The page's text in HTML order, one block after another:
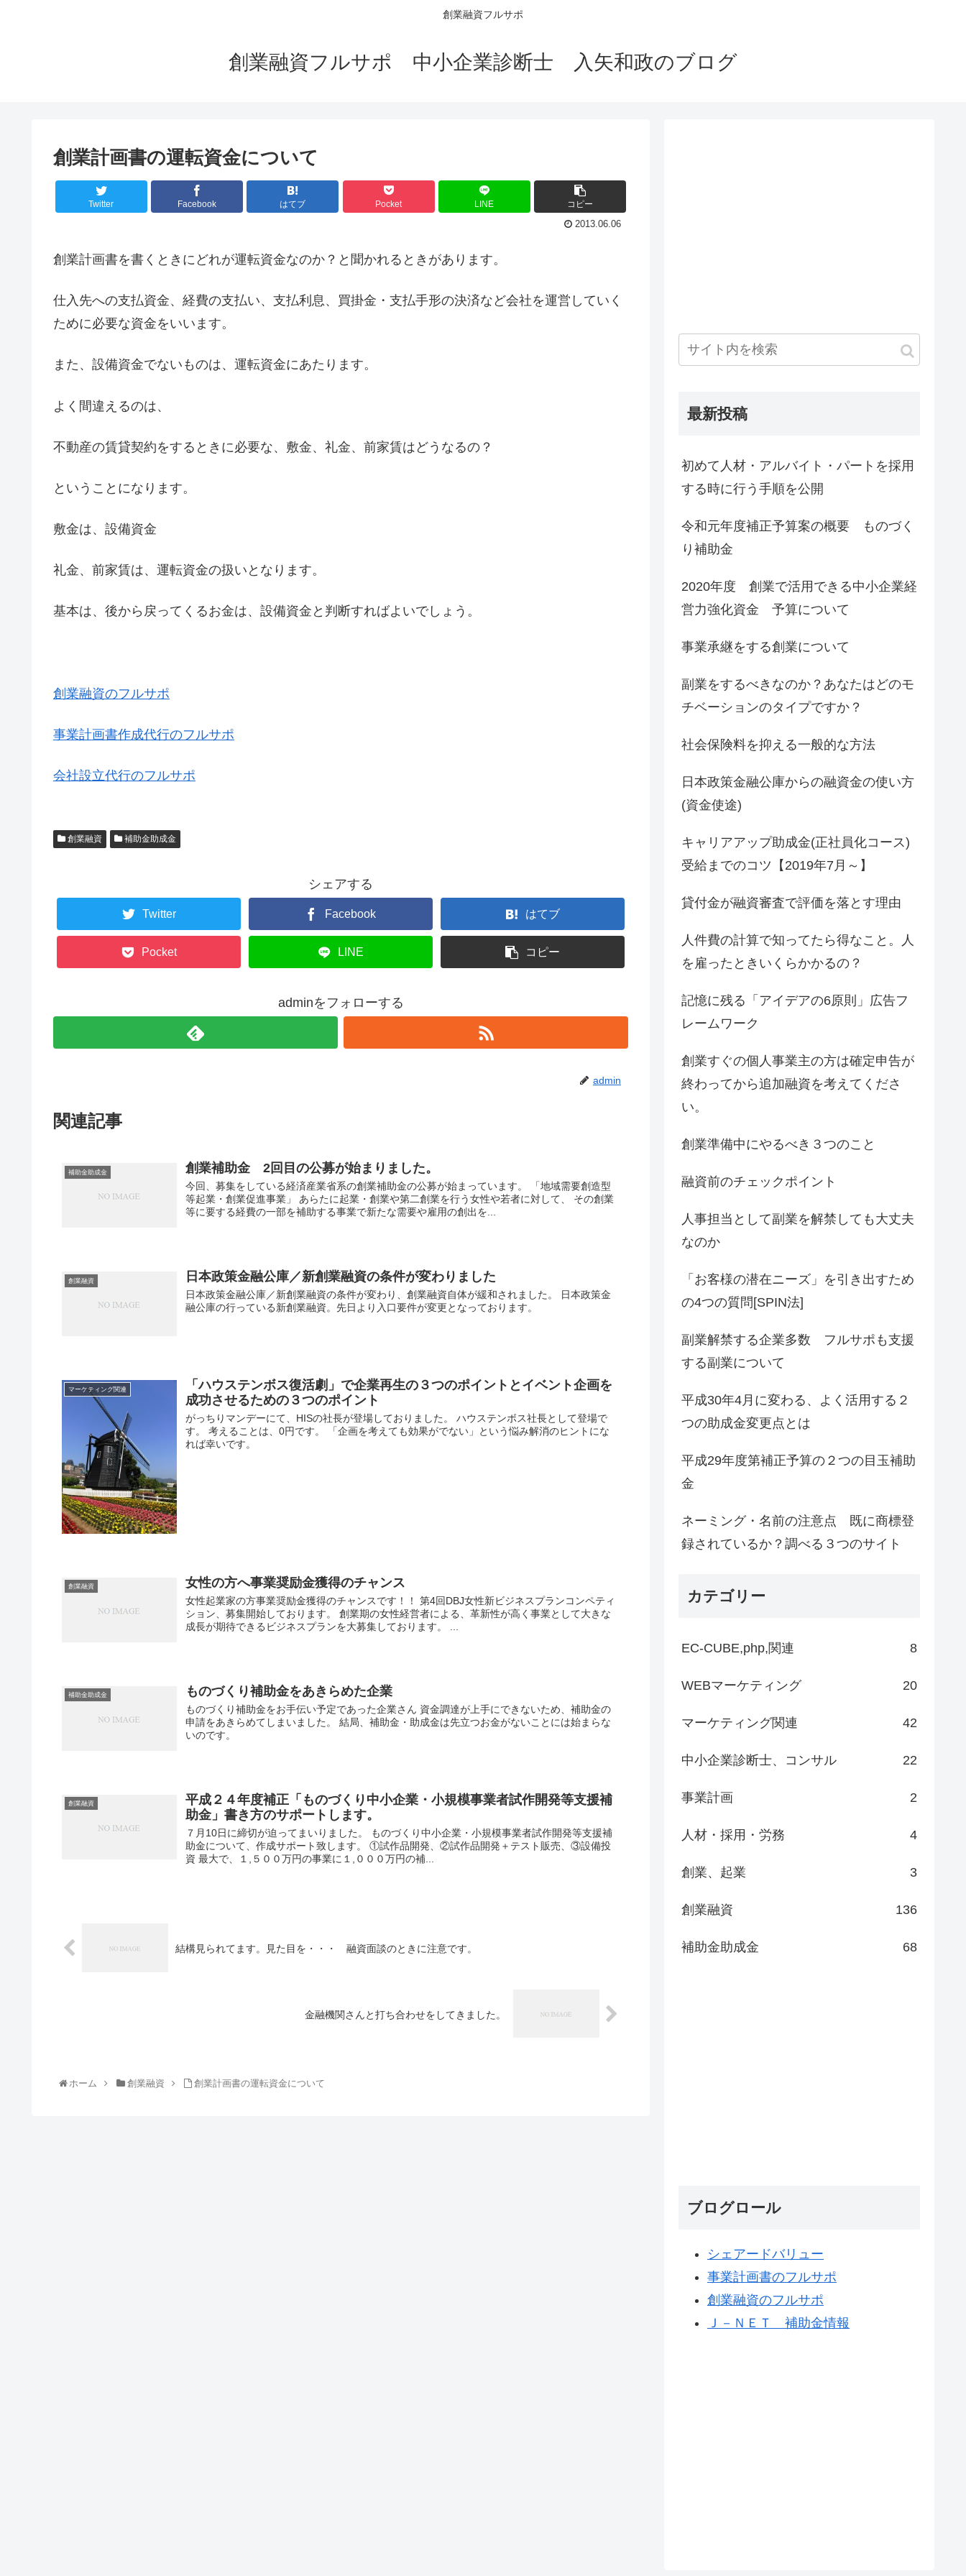
創業融資フルサポ
創業融資フルサポ 中小企業診断士 入矢和政のブログ
創業計画書の運転資金について
Twitter Facebook はてブ Pocket LINE
コピー
2013.06.06
創業計画書を書くときにどれが運転資金なのか？と聞かれるときがあります。
仕入先への支払資金、経費の支払い、支払利息、買掛金・支払手形の決済など会社を運営していく
ために必要な資金をいいます。
また、設備資金でないものは、運転資金にあたります。
よく間違えるのは、
不動産の賃貸契約をするときに必要な、敷金、礼金、前家賃はどうなるの？
ということになります。
敷金は、設備資金
礼金、前家賃は、運転資金の扱いとなります。
基本は、後から戻ってくるお金は、設備資金と判断すればよいでしょう。
創業融資のフルサポ
事業計画書作成代行のフルサポ
会社設立代行のフルサポ
創業融資 補助金助成金
シェアする
Twitter Facebook はてブ
Pocket LINE コピー
adminをフォローする
admin
関連記事
補助金助成金 創業補助金 2回目の公募が始まりました。
今回、募集をしている経済産業省系の創業補助金の公募が始まっています。 「地域需要創造型
等起業・創業促進事業」 あらたに起業・創業や第二創業を行う女性や若者に対して、 その創業
等に要する経費の一部を補助する事業で新たな需要や雇用の創出を...
創業融資 日本政策金融公庫／新創業融資の条件が変わりました
日本政策金融公庫／新創業融資の条件が変わり、創業融資自体が緩和されました。 日本政策金
融公庫の行っている新創業融資。先日より入口要件が変更となっております。
マーケティング関連
「ハウステンボス復活劇」で企業再生の３つのポイントとイベント企画を
成功させるための３つのポイント
がっちりマンデーにて、HISの社長が登場しておりました。 ハウステンボス社長として登場で
す。 考えることは、0円です。 「企画を考えても効果がでない」という悩み解消のヒントにな
れば幸いです。
創業融資 女性の方へ事業奨励金獲得のチャンス
女性起業家の方事業奨励金獲得のチャンスです！！ 第4回DBJ女性新ビジネスプランコンペティ
ション、募集開始しております。 創業期の女性経営者による、革新性が高く事業として大きな
成長が期待できるビジネスプランを大募集しております。 ...
補助金助成金 ものづくり補助金をあきらめた企業
ものづくり補助金をお手伝い予定であった企業さん 資金調達が上手にできないため、補助金の
申請をあきらめてしまいました。 結局、補助金・助成金は先立つお金がないことには始まらな
いのです。
創業融資
平成２４年度補正「ものづくり中小企業・小規模事業者試作開発等支援補
助金」書き方のサポートします。
７月10日に締切が迫ってまいりました。 ものづくり中小企業・小規模事業者試作開発等支援補
助金について、作成サポート致します。 ①試作品開発、②試作品開発＋テスト販売、③設備投
資 最大で、１,５００万円の事業に１,０００万円の補...
結構見られてます。見た目を・・・ 融資面談のときに注意です。
金融機関さんと打ち合わせをしてきました。
ホーム 創業融資 創業計画書の運転資金について
最新投稿
初めて人材・アルバイト・パートを採用
する時に行う手順を公開
令和元年度補正予算案の概要 ものづく
り補助金
2020年度 創業で活用できる中小企業経
営力強化資金 予算について
事業承継をする創業について
副業をするべきなのか？あなたはどのモ
チベーションのタイプですか？
社会保険料を抑える一般的な方法
日本政策金融公庫からの融資金の使い方
(資金使途)
キャリアアップ助成金(正社員化コース)
受給までのコツ【2019年7月～】
貸付金が融資審査で評価を落とす理由
人件費の計算で知ってたら得なこと。人
を雇ったときいくらかかるの？
記憶に残る「アイデアの6原則」広告フ
レームワーク
創業すぐの個人事業主の方は確定申告が
終わってから追加融資を考えてくださ
い。
創業準備中にやるべき３つのこと
融資前のチェックポイント
人事担当として副業を解禁しても大丈夫
なのか
「お客様の潜在ニーズ」を引き出すため
の4つの質問[SPIN法]
副業解禁する企業多数 フルサポも支援
する副業について
平成30年4月に変わる、よく活用する２
つの助成金変更点とは
平成29年度第補正予算の２つの目玉補助
金
ネーミング・名前の注意点 既に商標登
録されているか？調べる３つのサイト
カテゴリー
EC-CUBE,php,関連 8
WEBマーケティング 20
マーケティング関連 42
中小企業診断士、コンサル 22
事業計画 2
人材・採用・労務 4
創業、起業 3
創業融資 136
補助金助成金 68
ブログロール
シェアードバリュー
事業計画書のフルサポ
創業融資のフルサポ
Ｊ－ＮＥＴ 補助金情報